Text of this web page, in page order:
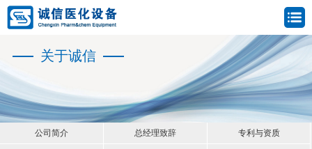
关于诚信
公司简介 总经理致辞 专利与资质